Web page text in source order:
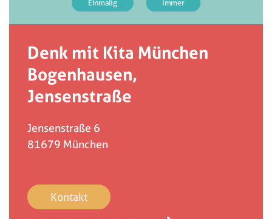
Denk mit Kita München
Bogenhausen,
Jensenstraße
Jensenstraße 6
81679 München
Kontakt